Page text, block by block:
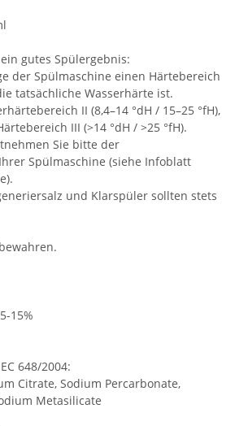
gutes Spülergebnis:
der Spülmaschine einen Härtebereich
tatsächliche Wasserhärte ist.
II (8,4–14 °dH / 15–25 °fH),
III (>14 °dH / >25 °fH).
Sie bitte der
Spülmaschine (siehe Infoblatt
und Klarspüler sollten stets
15%
648/2004:
Citrate, Sodium Percarbonate,
Metasilicate